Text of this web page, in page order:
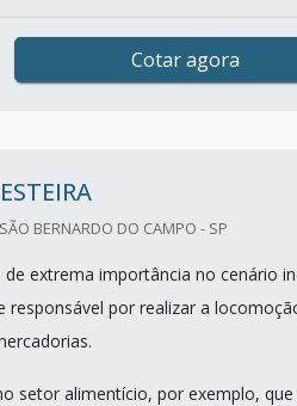
Cotar agora
BERNARDO DO CAMPO - SP
extrema importância no cenário
responsável por realizar a
setor alimentício, por exemplo,